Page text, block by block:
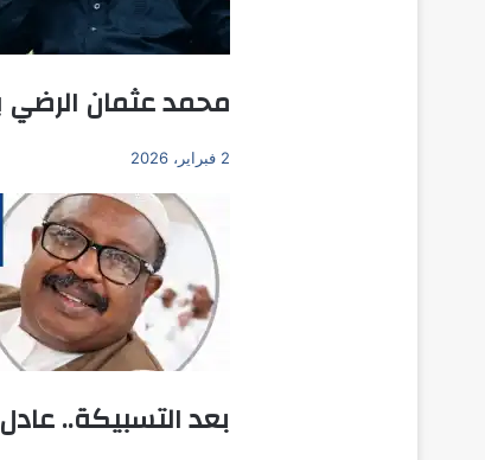
محمد عثمان
2 فبراير، 2026
بعد التسبيكة..